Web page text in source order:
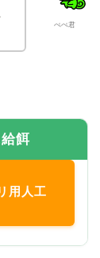
ぺぺ君
餌
用人工